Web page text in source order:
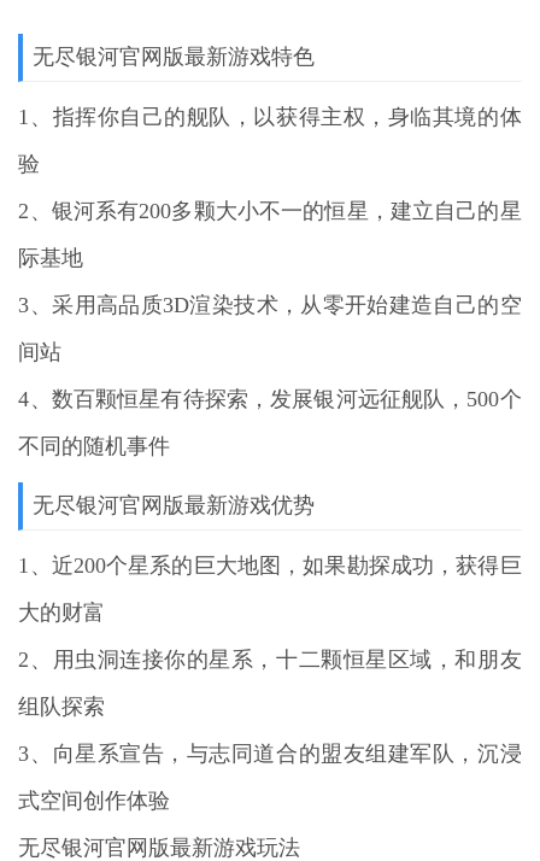
无尽银河官网版最新游戏特色
1、指挥你自己的舰队，以获得主权，身临其境的体
验
2、银河系有200多颗大小不一的恒星，建立自己的星
际基地
3、采用高品质3D渲染技术，从零开始建造自己的空
间站
4、数百颗恒星有待探索，发展银河远征舰队，500个
不同的随机事件
无尽银河官网版最新游戏优势
1、近200个星系的巨大地图，如果勘探成功，获得巨
大的财富
2、用虫洞连接你的星系，十二颗恒星区域，和朋友
组队探索
3、向星系宣告，与志同道合的盟友组建军队，沉浸
式空间创作体验
无尽银河官网版最新游戏玩法